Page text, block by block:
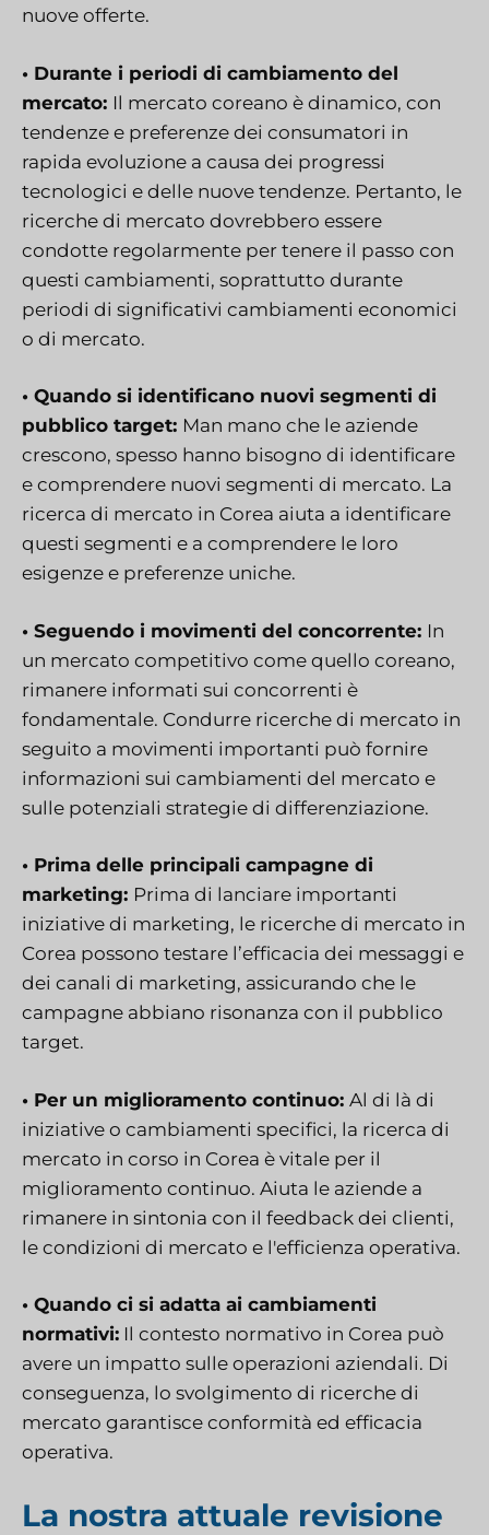
nuove offerte.
• Durante i periodi di cambiamento del
mercato: Il mercato coreano è dinamico, con
tendenze e preferenze dei consumatori in
rapida evoluzione a causa dei progressi
tecnologici e delle nuove tendenze. Pertanto, le
ricerche di mercato dovrebbero essere
condotte regolarmente per tenere il passo con
questi cambiamenti, soprattutto durante
periodi di significativi cambiamenti economici
o di mercato.
• Quando si identificano nuovi segmenti di
pubblico target: Man mano che le aziende
crescono, spesso hanno bisogno di identificare
e comprendere nuovi segmenti di mercato. La
ricerca di mercato in Corea aiuta a identificare
questi segmenti e a comprendere le loro
esigenze e preferenze uniche.
• Seguendo i movimenti del concorrente: In
un mercato competitivo come quello coreano,
rimanere informati sui concorrenti è
fondamentale. Condurre ricerche di mercato in
seguito a movimenti importanti può fornire
informazioni sui cambiamenti del mercato e
sulle potenziali strategie di differenziazione.
• Prima delle principali campagne di
marketing: Prima di lanciare importanti
iniziative di marketing, le ricerche di mercato in
Corea possono testare l’efficacia dei messaggi e
dei canali di marketing, assicurando che le
campagne abbiano risonanza con il pubblico
target.
• Per un miglioramento continuo: Al di là di
iniziative o cambiamenti specifici, la ricerca di
mercato in corso in Corea è vitale per il
miglioramento continuo. Aiuta le aziende a
rimanere in sintonia con il feedback dei clienti,
le condizioni di mercato e l'efficienza operativa.
• Quando ci si adatta ai cambiamenti
normativi: Il contesto normativo in Corea può
avere un impatto sulle operazioni aziendali. Di
conseguenza, lo svolgimento di ricerche di
mercato garantisce conformità ed efficacia
operativa.
La nostra attuale revisione